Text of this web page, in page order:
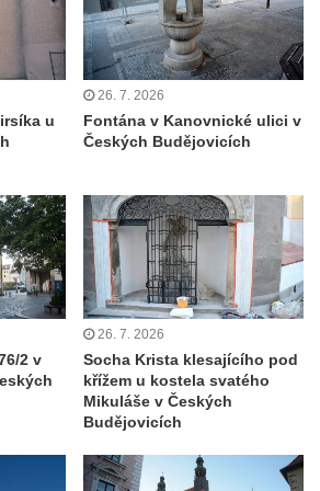
Neumanna
Huberta na buku svatého
Jakuba na skále u cesty
Komenského na domě
v Sadech
v Teplicích
Tierpark Chemnitz
v Tierpark Chemnitz
Chemnitz
v Tierpark Chemnitz
u
26. 7. 2026
Fontána v Kanovnické ulici v
Českých Budějovicích
2 v
26. 7. 2026
Socha Krista klesajícího pod
křížem u kostela svatého
Mikuláše v Českých
Budějovicích